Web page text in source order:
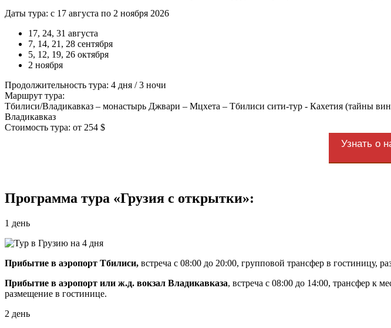
Даты тура: с 17 августа по 2 ноября 2026
17, 24, 31 августа
7, 14, 21, 28 сентября
5, 12, 19, 26 октября
2 ноября
Продолжительность тура: 4 дня / 3 ночи
Маршрут тура:
Тбилиси/Владикавказ – монастырь Джвари – Мцхета – Тбилиси сити-тур - Кахетия (тайны
Владикавказ
Стоимость тура: от 254 $
Узнать о
Программа тура «Грузия с открытки»:
1 день
Прибытие в аэропорт Тбилиси, встреча с 08:00 до 20:00, групповой трансфер в гостиницу,
Прибытие в аэропорт или ж.д. вокзал Владикавказа, встреча с 08:00 до 14:00, трансфер к
размещение в гостинице.
2 день